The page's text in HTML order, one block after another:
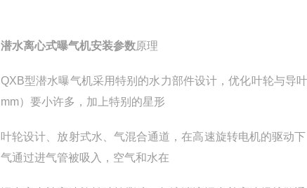
潜水离心式曝气机安装参数原理
QXB型潜水曝气机采用特别的水力部件设计，优化叶轮与导
mm）要小许多，加上特别的星形
叶轮设计、放射式水、气混合通道，在高速旋转电机的驱动
气通过进气管被吸入，空气和水在